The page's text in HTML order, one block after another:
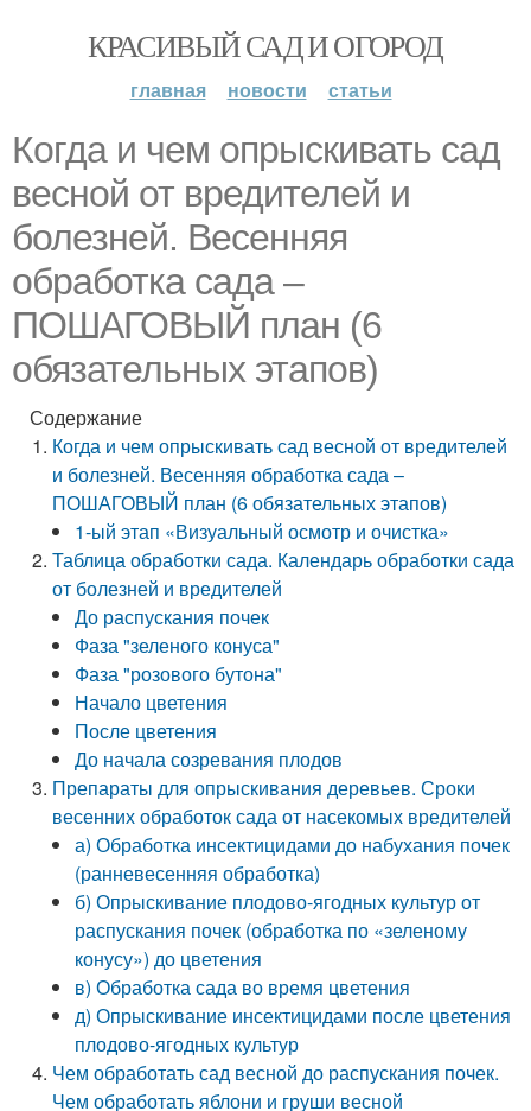
КРАСИВЫЙ САД И ОГОРОД
главная новости статьи
Когда и чем опрыскивать сад
весной от вредителей и
болезней. Весенняя
обработка сада –
ПОШАГОВЫЙ план (6
обязательных этапов)
Содержание
Когда и чем опрыскивать сад весной от вредителей
и болезней. Весенняя обработка сада –
ПОШАГОВЫЙ план (6 обязательных этапов)
1-ый этап «Визуальный осмотр и очистка»
Таблица обработки сада. Календарь обработки сада
от болезней и вредителей
До распускания почек
Фаза "зеленого конуса"
Фаза "розового бутона"
Начало цветения
После цветения
До начала созревания плодов
Препараты для опрыскивания деревьев. Сроки
весенних обработок сада от насекомых вредителей
а) Обработка инсектицидами до набухания почек
(ранневесенняя обработка)
б) Опрыскивание плодово-ягодных культур от
распускания почек (обработка по «зеленому
конусу») до цветения
в) Обработка сада во время цветения
д) Опрыскивание инсектицидами после цветения
плодово-ягодных культур
Чем обработать сад весной до распускания почек.
Чем обработать яблони и груши весной